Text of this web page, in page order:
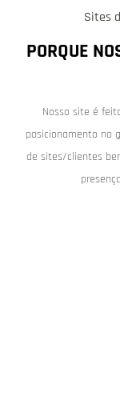
Sites
PORQUE
Nosso site é
posicionamento no
de sites/clientes